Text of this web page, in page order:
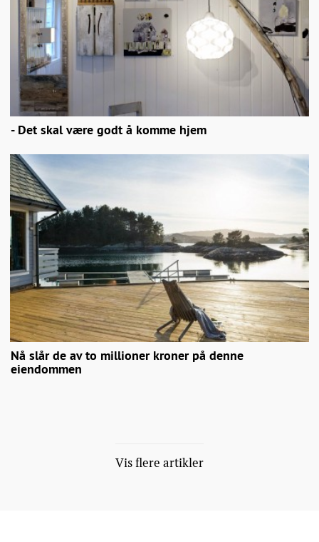
- Det skal være godt å komme hjem
Nå slår de av to millioner kroner på denne
eiendommen
Vis flere artikler